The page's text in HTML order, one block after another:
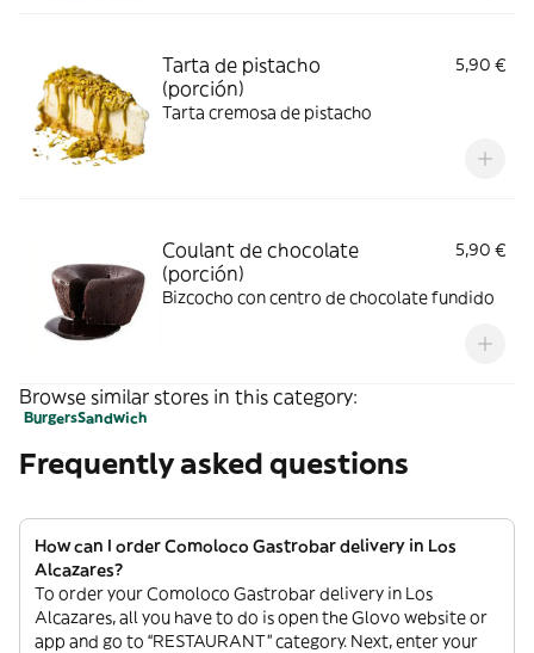
Tarta de pistacho
(porción)
5,90 €
Tarta cremosa de pistacho
Coulant de chocolate
(porción)
5,90 €
Bizcocho con centro de chocolate fundido
Browse similar stores in this category:
BurgersSandwich
Frequently asked questions
How can I order Comoloco Gastrobar delivery in Los
Alcazares?
To order your Comoloco Gastrobar delivery in Los
Alcazares, all you have to do is open the Glovo website or
app and go to “RESTAURANT” category. Next, enter your